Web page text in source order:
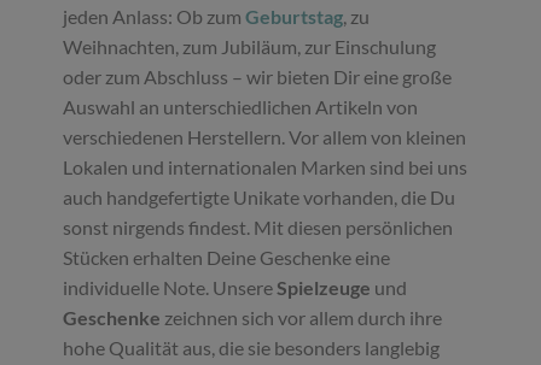
jeden Anlass: Ob zumGeburtstag, zu
Weihnachten, zum Jubiläum, zur Einschulung
oder zum Abschluss – wir bieten Dir eine große
Auswahl an unterschiedlichen Artikeln von
verschiedenen Herstellern. Vor allem von kleinen
Lokalen und internationalen Marken sind bei uns
auch handgefertigte Unikate vorhanden, die Du
sonst nirgends findest. Mit diesen persönlichen
Stücken erhalten Deine Geschenke eine
individuelle Note. UnsereSpielzeuge und
Geschenke zeichnen sich vor allem durch ihre
hohe Qualität aus, die sie besonders langlebig